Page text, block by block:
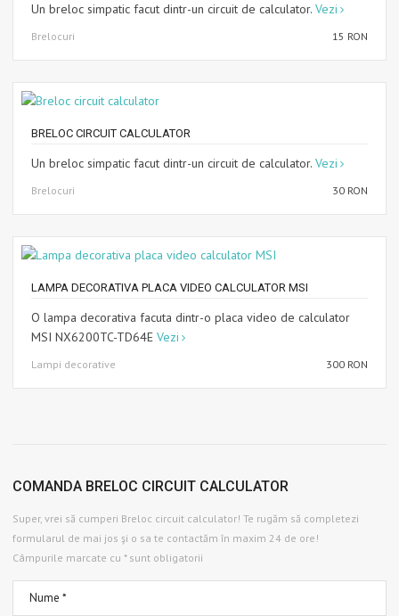
Un breloc simpatic facut dintr-un circuit de calculator. Vezi
Brelocuri 15 RON
BRELOC CIRCUIT CALCULATOR
Un breloc simpatic facut dintr-un circuit de calculator. Vezi
Brelocuri 30 RON
LAMPA DECORATIVA PLACA VIDEO CALCULATOR MSI
O lampa decorativa facuta dintr-o placa video de calculator
MSI NX6200TC-TD64E Vezi
Lampi decorative 300 RON
COMANDA BRELOC CIRCUIT CALCULATOR
Super, vrei să cumperi Breloc circuit calculator! Te rugăm să completezi
formularul de mai jos şi o sa te contactăm în maxim 24 de ore!
Câmpurile marcate cu * sunt obligatorii